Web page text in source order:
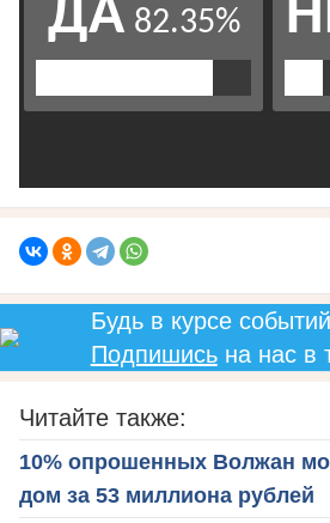
Будь в курсе
Подпишисьна нас в
Читайте также:
10% опрошенных Волжан
дом за 53 миллиона рублей